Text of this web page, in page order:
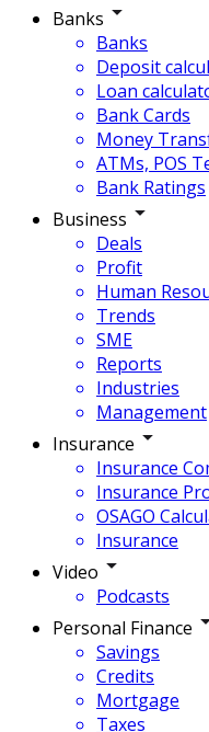
Banks
Banks
Deposit
Loan
Bank Cards
Money
ATMs, POS
Bank Ratings
Business
Deals
Profit
Human
Trends
SME
Reports
Industries
Management
Insurance
Insurance
Insurance
OSAGO
Insurance
Video
Podcasts
Personal Finance
Savings
Credits
Mortgage
Taxes